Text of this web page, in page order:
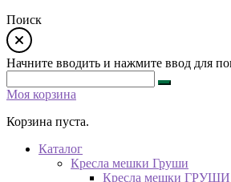
Поиск
Начните вводить и нажмите ввод для
Моя корзина
Корзина пуста.
Каталог
Кресла мешки Груши
Кресла мешки